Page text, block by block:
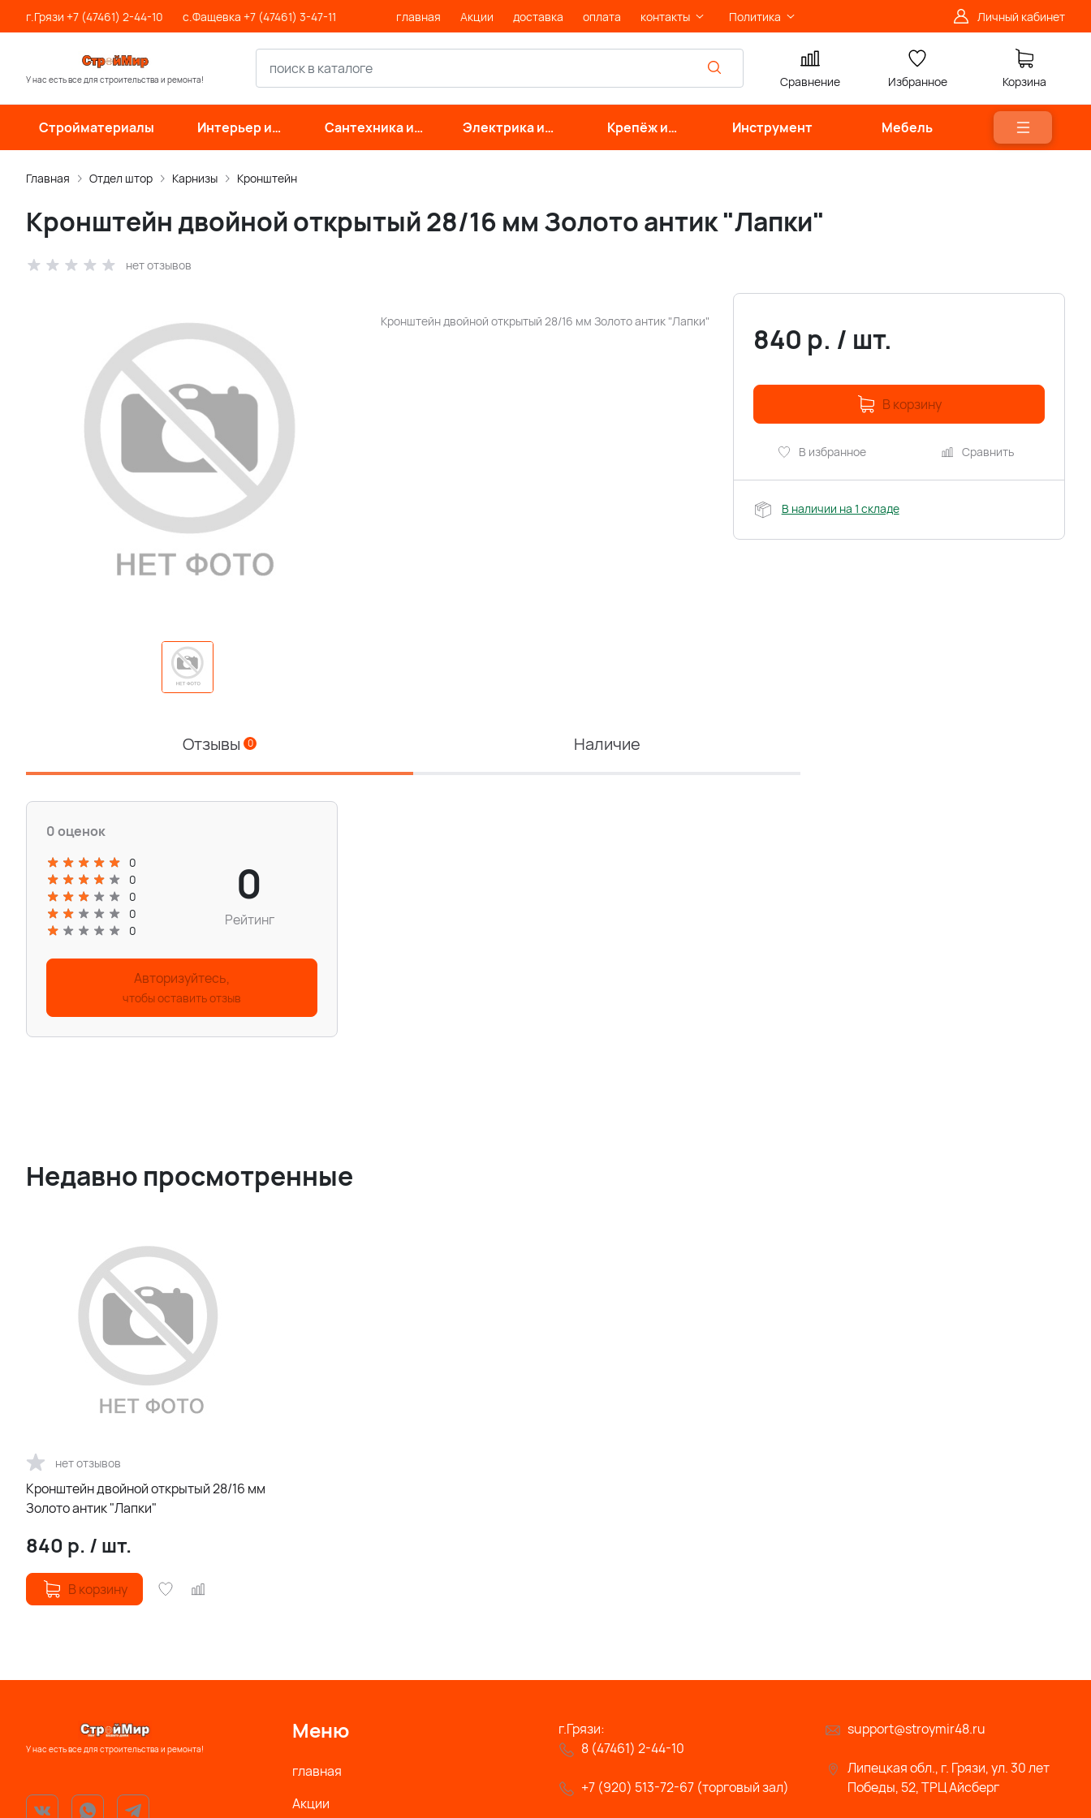
г.Грязи +7 (47461) 2-44-10 с.Фащевка +7 (47461) 3-47-11 главная Акции доставка оплата контакты Политика Личный кабинет
У нас есть все для строительства и ремонта! Сравнение Избранное Корзина
Стройматериалы
Интерьер и
отделка
Сантехника и
инженерные
Электрика и
свет
Крепёж и
фурнитура
Инструмент Мебель
Главная Отдел штор Карнизы Кронштейн
Кронштейн двойной открытый 28/16 мм Золото антик "Лапки"
нет отзывов
Кронштейн двойной открытый 28/16 мм Золото антик "Лапки"
840 р. / шт.
В корзину
В избранное Сравнить
В наличии на 1 складе
Отзывы 0 Наличие
0 оценок
0
0
0
0
0
0
Рейтинг
Авторизуйтесь,
чтобы оставить отзыв
Недавно просмотренные
нет отзывов
Кронштейн двойной открытый 28/16 мм
Золото антик "Лапки"
840 р. / шт.
В корзину
У нас есть все для строительства и ремонта!
support@stroymir48.ru
Липецкая обл., г. Грязи, ул. 30 лет
Победы, 52, ТРЦ Айсберг
Меню
главная
Акции
г.Грязи:
8 (47461) 2-44-10
+7 (920) 513-72-67 (торговый зал)